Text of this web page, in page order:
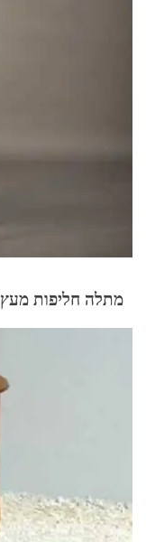
מתלה חליפות מעץ